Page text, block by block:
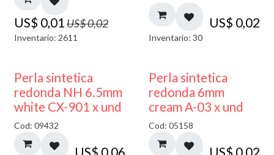
US$ 0,01 US$0,02
Inventario: 2611
US$ 0,02
Inventario: 30
Perla sintetica
redonda NH 6.5mm
white CX-901 x und
Cod: 09432
US$ 0,06
Perla sintetica
redonda 6mm
cream A-03 x und
Cod: 05158
US$ 0,02